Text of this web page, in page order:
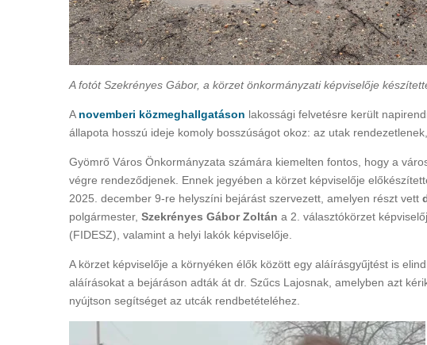
A fotót Szekrényes Gábor, a körzet önkormányzati képviselője
A novemberi közmeghallgatáson lakossági felvetésre került
állapota hosszú ideje komoly bosszúságot okoz: az utak
Gyömrő Város Önkormányzata számára kiemelten fontos, hogy a
végre rendeződjenek. Ennek jegyében a körzet képviselője
2025. december 9-re helyszíni bejárást szervezett, amelyen részt vett
polgármester, Szekrényes Gábor Zoltán a 2. választókörzet
(FIDESZ), valamint a helyi lakók képviselője.
A körzet képviselője a környéken élők között egy aláírásgyűjtést is
aláírásokat a bejáráson adták át dr. Szűcs Lajosnak, amelyben azt
nyújtson segítséget az utcák rendbetételéhez.
Időpont:
(péntek-